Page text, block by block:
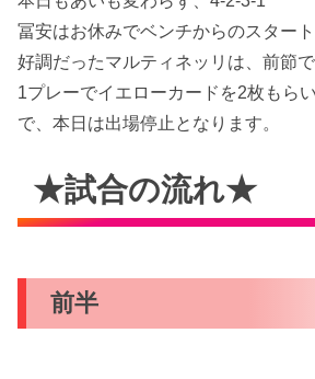
冨安はお休みでベンチからのスター
好調だったマルティネッリは、前節で
1プレーでイエローカードを2枚もら
で、本日は出場停止となります。
★試合の流れ★
前半